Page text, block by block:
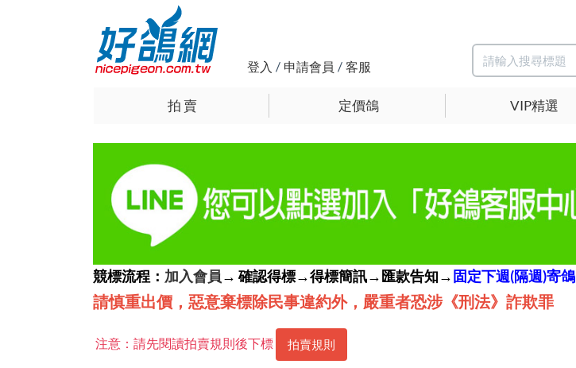
登入 / 申請會員 / 客服
拍 賣 定價鴿 VIP精選
競標流程： 加入會員→ 確認得標→得標簡訊→匯款告知→固定下週(隔週)寄鴿
請慎重出價，惡意棄標除民事違約外，嚴重者恐涉《刑法》詐欺罪
注意：請先閱讀拍賣規則後下標 拍賣規則